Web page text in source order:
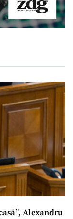
Alexandru